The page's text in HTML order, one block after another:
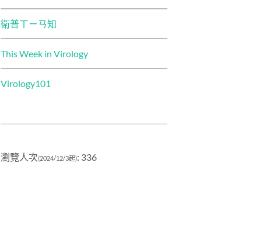
衛普ㄒㄧㄢ知
This Week in Virology
Virology101
瀏覽人次(2024/12/3起): 336